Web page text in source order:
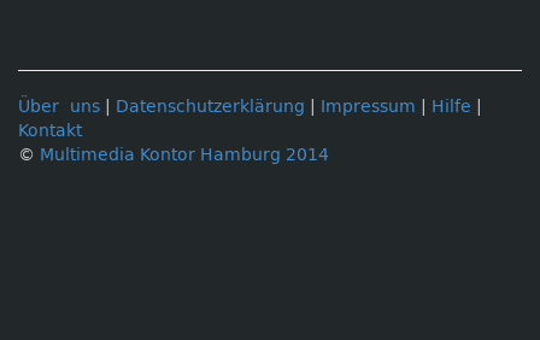
Über uns Datenschutzerklärung Impressum Hilfe
Kontakt
© Multimedia Kontor Hamburg 2014